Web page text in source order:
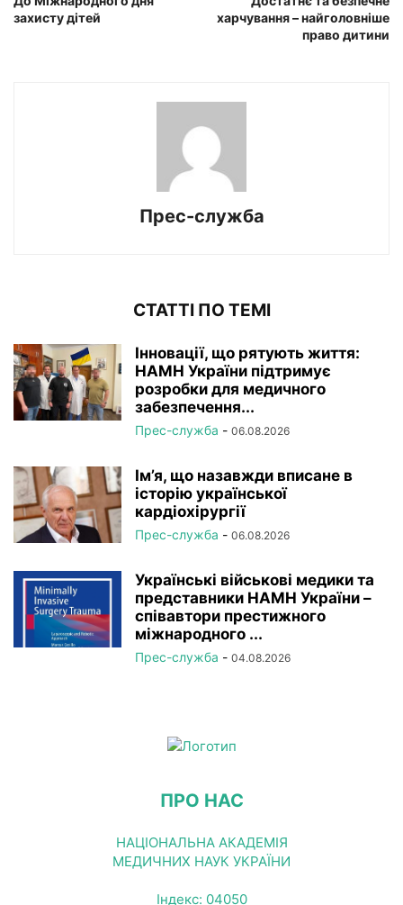
захисту дітей
харчування – найголовніше
право дитини
Прес-служба
СТАТТІ ПО ТЕМІ
Інновації, що рятують життя:
НАМН України підтримує
розробки для медичного
забезпечення...
Прес-служба - 06.08.2026
Ім’я, що назавжди вписане в
історію української
кардіохірургії
Прес-служба - 06.08.2026
Українські військові медики та
представники НАМН України –
співавтори престижного
міжнародного ...
Прес-служба - 04.08.2026
ПРО НАС
НАЦІОНАЛЬНА АКАДЕМІЯ
МЕДИЧНИХ НАУК УКРАЇНИ
Індекс: 04050